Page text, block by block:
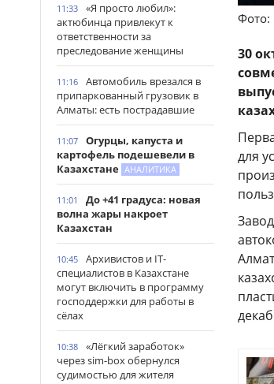
11:33
«Я просто любил»:
актюбинца привлекут к
ответственности за
преследование женщины
11:16
Автомобиль врезался в
припаркованный грузовик в
Алматы: есть пострадавшие
11:07
Огурцы, капуста и
картофель подешевели в
Казахстане АНАЛИТИКА
11:01
До +41 градуса: новая
волна жары накроет
Казахстан
10:45
Архивистов и IT-
специалистов в Казахстане
могут включить в программу
господдержки для работы в
сёлах
10:38
«Лёгкий заработок»
через sim-box обернулся
судимостью для жителя
Фото:
30
для